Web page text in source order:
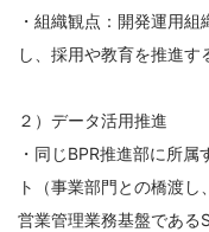
・組織観点：開発運用
し、採用や教育を推進す
２）データ活用推進
・同じBPR推進部に所
ト（事業部門との橋渡
営業管理業務基盤である